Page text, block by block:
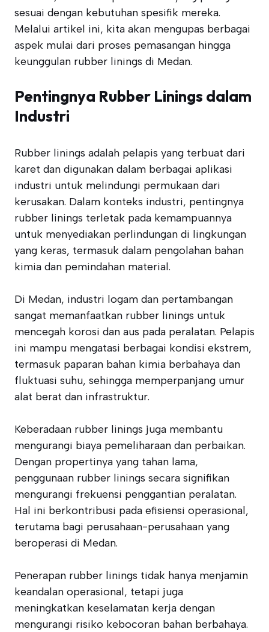
sesuai dengan kebutuhan spesifik mereka.
Melalui artikel ini, kita akan mengupas berbagai
aspek mulai dari proses pemasangan hingga
keunggulan rubber linings di Medan.
Pentingnya Rubber Linings dalam
Industri
Rubber linings adalah pelapis yang terbuat dari
karet dan digunakan dalam berbagai aplikasi
industri untuk melindungi permukaan dari
kerusakan. Dalam konteks industri, pentingnya
rubber linings terletak pada kemampuannya
untuk menyediakan perlindungan di lingkungan
yang keras, termasuk dalam pengolahan bahan
kimia dan pemindahan material.
Di Medan, industri logam dan pertambangan
sangat memanfaatkan rubber linings untuk
mencegah korosi dan aus pada peralatan. Pelapis
ini mampu mengatasi berbagai kondisi ekstrem,
termasuk paparan bahan kimia berbahaya dan
fluktuasi suhu, sehingga memperpanjang umur
alat berat dan infrastruktur.
Keberadaan rubber linings juga membantu
mengurangi biaya pemeliharaan dan perbaikan.
Dengan propertinya yang tahan lama,
penggunaan rubber linings secara signifikan
mengurangi frekuensi penggantian peralatan.
Hal ini berkontribusi pada efisiensi operasional,
terutama bagi perusahaan-perusahaan yang
beroperasi di Medan.
Penerapan rubber linings tidak hanya menjamin
keandalan operasional, tetapi juga
meningkatkan keselamatan kerja dengan
mengurangi risiko kebocoran bahan berbahaya.